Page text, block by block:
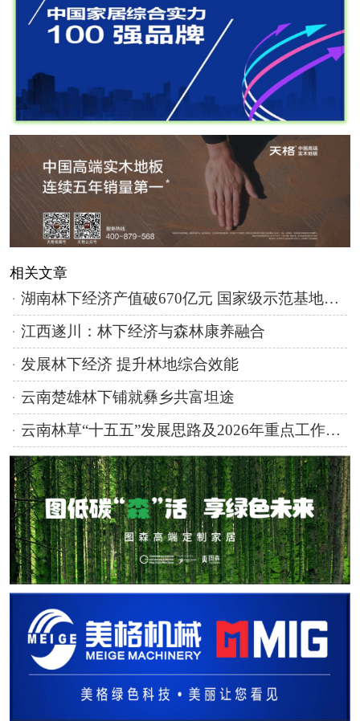
相关文章
湖南林下经济产值破670亿元 国家级示范基地数量全国第一
江西遂川：林下经济与森林康养融合
发展林下经济 提升林地综合效能
云南楚雄林下铺就彝乡共富坦途
云南林草“十五五”发展思路及2026年重点工作任务明确